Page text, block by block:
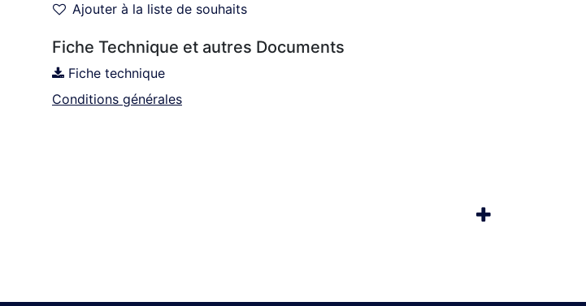
Ajouter à la liste de souhaits
Fiche Technique et autres Documents
Fiche technique
Conditions générales